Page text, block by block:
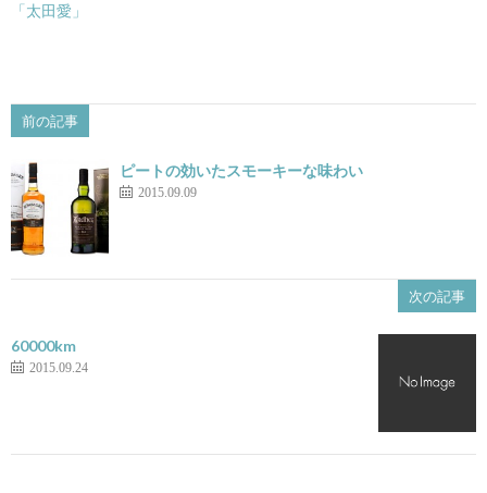
「太田愛」
前の記事
ピートの効いたスモーキーな味わい
2015.09.09
次の記事
60000km
2015.09.24